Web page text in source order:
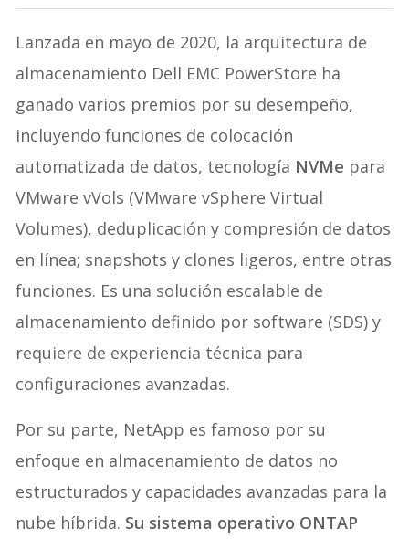
Lanzada en mayo de 2020, la arquitectura de
almacenamiento Dell EMC PowerStore ha
ganado varios premios por su desempeño,
incluyendo funciones de colocación
automatizada de datos, tecnología NVMe para
VMware vVols (VMware vSphere Virtual
Volumes), deduplicación y compresión de datos
en línea; snapshots y clones ligeros, entre otras
funciones. Es una solución escalable de
almacenamiento definido por software (SDS) y
requiere de experiencia técnica para
configuraciones avanzadas.
Por su parte, NetApp es famoso por su
enfoque en almacenamiento de datos no
estructurados y capacidades avanzadas para la
nube híbrida. Su sistema operativo ONTAP